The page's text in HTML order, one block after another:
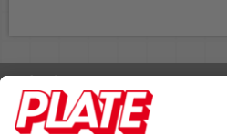
Rufen Sie uns an 04298 401-0
Lieferbedingungen Impressum